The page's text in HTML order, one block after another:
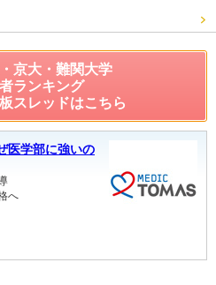
京大・難関大学
ランキング
スレッドはこちら